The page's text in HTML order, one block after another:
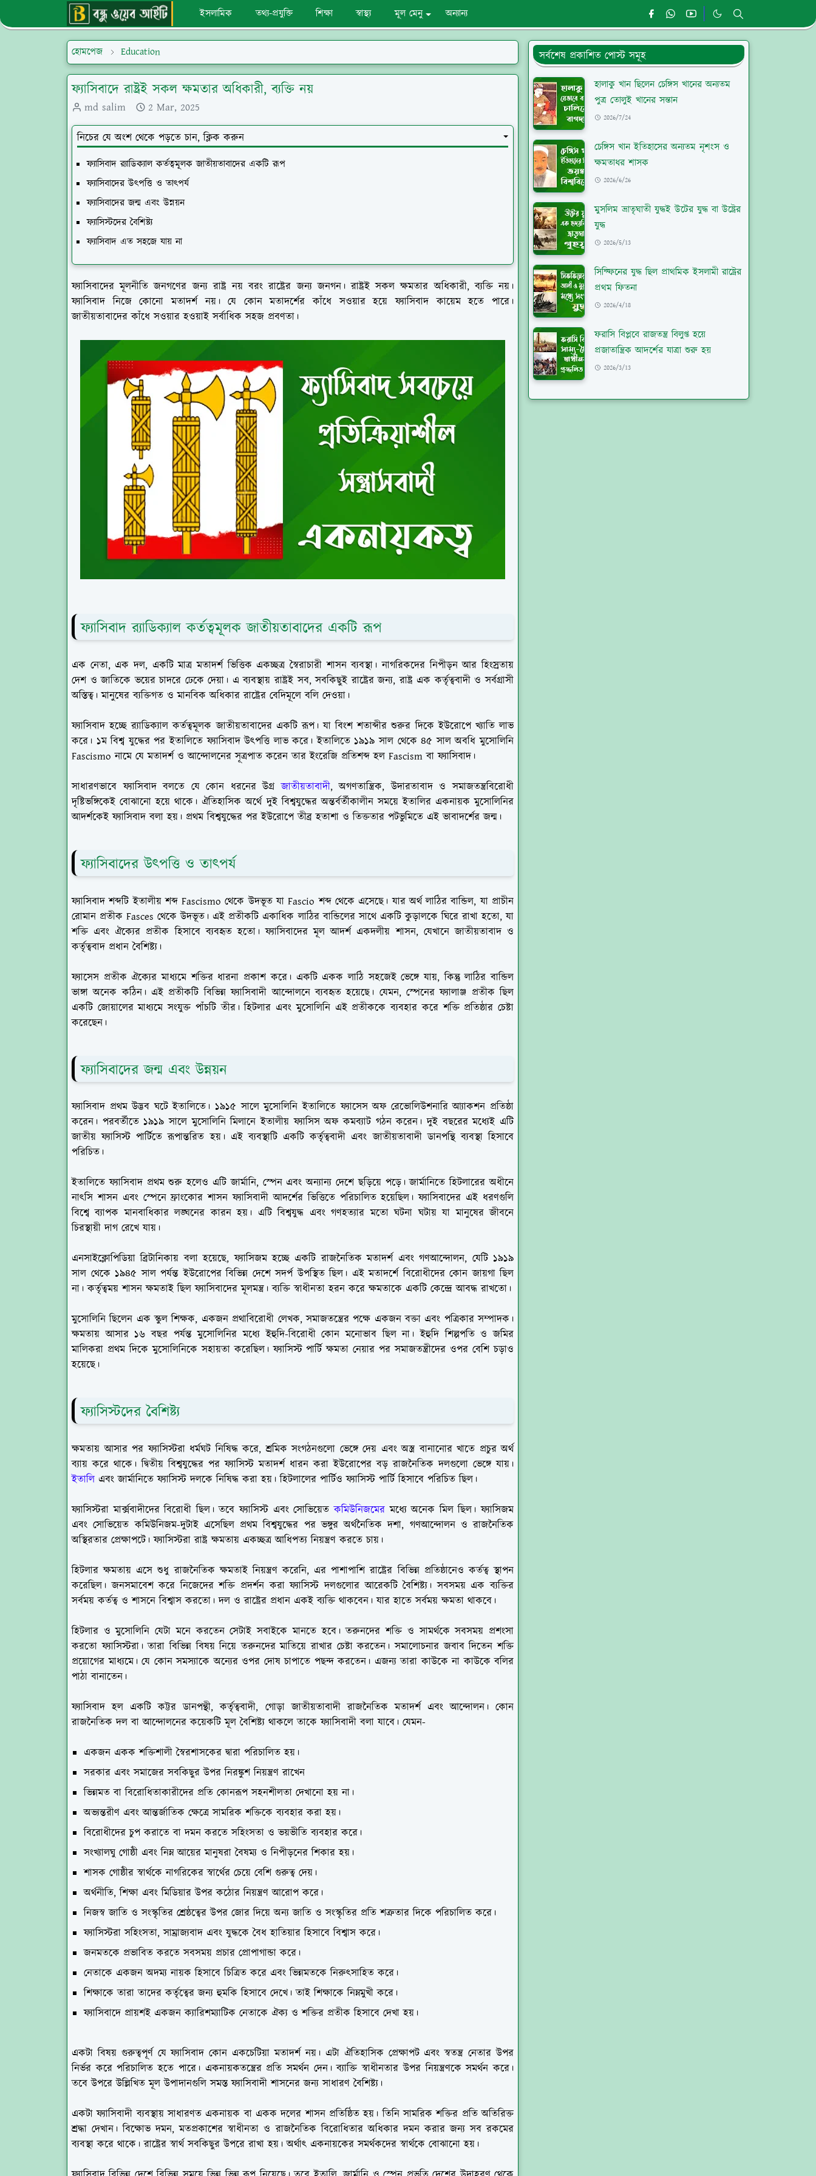
ইসলামিক তথ্য-প্রযুক্তি শিক্ষা স্বাস্থ্য মূল মেনু অন্যান্য
হোমপেজ Education
ফ্যাসিবাদে রাষ্ট্রই সকল ক্ষমতার অধিকারী, ব্যক্তি নয়
md salim 2 Mar, 2025
নিচের যে অংশ থেকে পড়তে চান, ক্লিক করুন
ফ্যাসিবাদ র‌্যাডিক্যাল কর্তত্বমূলক জাতীয়তাবাদের একটি রূপ
ফ্যাসিবাদের উৎপত্তি ও তাৎপর্য
ফ্যাসিবাদের জন্ম এবং উন্নয়ন
ফ্যাসিস্টদের বৈশিষ্ট্য
ফ্যাসিবাদ এত সহজে যায় না
ফ্যাসিবাদের মূলনীতি জনগণের জন্য রাষ্ট্র নয় বরং রাষ্ট্রের জন্য জনগন। রাষ্ট্রই সকল ক্ষমতার অধিকারী, ব্যক্তি নয়।
ফ্যাসিবাদ নিজে কোনো মতাদর্শ নয়। যে কোন মতাদর্শের কাঁধে সওয়ার হয়ে ফ্যাসিবাদ কায়েম হতে পারে।
জাতীয়তাবাদের কাঁধে সওয়ার হওয়াই সর্বাধিক সহজ প্রবণতা।
ফ্যাসিবাদ র‌্যাডিক্যাল কর্তত্বমূলক জাতীয়তাবাদের একটি রূপ
এক নেতা, এক দল, একটি মাত্র মতাদর্শ ভিত্তিক একচ্ছত্র স্বৈরাচারী শাসন ব্যবস্থা। নাগরিকদের নিপীড়ন আর হিংস্রতায়
দেশ ও জাতিকে ভয়ের চাদরে ঢেকে দেয়া। এ ব্যবস্থায় রাষ্ট্রই সব, সবকিছুই রাষ্ট্রের জন্য, রাষ্ট্র এক কর্তৃত্ববাদী ও সর্বগ্রাসী
অস্তিত্ব। মানুষের ব্যক্তিগত ও মানবিক অধিকার রাষ্ট্রের বেদিমূলে বলি দেওয়া।
ফ্যাসিবাদ হচ্ছে র‌্যাডিক্যাল কর্তত্বমূলক জাতীয়তাবাদের একটি রূপ। যা বিংশ শতাব্দীর শুরুর দিকে ইউরোপে খ্যাতি লাভ
করে। ১ম বিশ্ব যুদ্ধের পর ইতালিতে ফ্যাসিবাদ উৎপত্তি লাভ করে। ইতালিতে ১৯১৯ সাল থেকে ৪৫ সাল অবধি মুসোলিনি
Fascismo নামে যে মতাদর্শ ও আন্দোলনের সূত্রপাত করেন তার ইংরেজি প্রতিশব্দ হল Fascism বা ফ্যাসিবাদ।
সাধারণভাবে ফ্যাসিবাদ বলতে যে কোন ধরনের উগ্রজাতীয়তাবাদী, অগণতান্ত্রিক, উদারতাবাদ ও সমাজতন্ত্রবিরোধী
দৃষ্টিভঙ্গিকেই বোঝানো হয়ে থাকে। ঐতিহাসিক অর্থে দুই বিশ্বযুদ্ধের অন্তর্বর্তীকালীন সময়ে ইতালির একনায়ক মুসোলিনির
আদর্শকেই ফ্যাসিবাদ বলা হয়। প্রথম বিশ্বযুদ্ধের পর ইউরোপে তীব্র হতাশা ও তিক্ততার পটভুমিতে এই ভাবাদর্শের জন্ম।
ফ্যাসিবাদের উৎপত্তি ও তাৎপর্য
ফ্যাসিবাদ শব্দটি ইতালীয় শব্দ Fascismo থেকে উদভূত যা Fascio শব্দ থেকে এসেছে। যার অর্থ লাঠির বান্ডিল, যা প্রাচীন
রোমান প্রতীক Fasces থেকে উদভূত। এই প্রতীকটি একাধিক লাঠির বান্ডিলের সাথে একটি কুড়ালকে ঘিরে রাখা হতো, যা
শক্তি এবং ঐক্যের প্রতীক হিসাবে ব্যবহৃত হতো। ফ্যাসিবাদের মূল আদর্শ একদলীয় শাসন, যেখানে জাতীয়তাবাদ ও
কর্তৃত্ববাদ প্রধান বৈশিষ্ট্য।
ফ্যাসেস প্রতীক ঐক্যের মাধ্যমে শক্তির ধারনা প্রকাশ করে। একটি একক লাঠি সহজেই ভেঙ্গে যায়, কিন্তু লাঠির বান্ডিল
ভাঙ্গা অনেক কঠিন। এই প্রতীকটি বিভিন্ন ফ্যাসিবাদী আন্দোলনে ব্যবহৃত হয়েছে। যেমন, স্পেনের ফ্যালাঞ্জ প্রতীক ছিল
একটি জোয়ালের মাধ্যমে সংযুক্ত পাঁচটি তীর। হিটলার এবং মুসোলিনি এই প্রতীককে ব্যবহার করে শক্তি প্রতিষ্ঠার চেষ্টা
করেছেন।
ফ্যাসিবাদের জন্ম এবং উন্নয়ন
ফ্যাসিবাদ প্রথম উদ্ভব ঘটে ইতালিতে। ১৯১৫ সালে মুসোলিনি ইতালিতে ফ্যাসেস অফ রেভোলিউশনারি আ্যাকশন প্রতিষ্ঠা
করেন। পরবর্তীতে ১৯১৯ সালে মুসোলিনি মিলানে ইতালীয় ফ্যাসিস অফ কমব্যাট গঠন করেন। দুই বছরের মধ্যেই এটি
জাতীয় ফ্যাসিস্ট পার্টিতে রূপান্তরিত হয়। এই ব্যবস্থাটি একটি কর্তৃত্ববাদী এবং জাতীয়তাবাদী ডানপন্থি ব্যবস্থা হিসাবে
পরিচিত।
ইতালিতে ফ্যাসিবাদ প্রথম শুরু হলেও এটি জার্মানি, স্পেন এবং অন্যান্য দেশে ছড়িয়ে পড়ে। জার্মানিতে হিটলারের অধীনে
নাৎসি শাসন এবং স্পেনে ফ্রাংকোর শাসন ফ্যাসিবাদী আদর্শের ভিত্তিতে পরিচালিত হয়েছিল। ফ্যাসিবাদের এই ধরণগুলি
বিশ্বে ব্যাপক মানবাধিকার লঙ্ঘনের কারন হয়। এটি বিশ্বযুদ্ধ এবং গণহত্যার মতো ঘটনা ঘটায় যা মানুষের জীবনে
চিরস্থায়ী দাগ রেখে যায়।
এনসাইক্লোপিডিয়া ব্রিটানিকায় বলা হয়েছে, ফ্যাসিজম হচ্ছে একটি রাজনৈতিক মতাদর্শ এবং গণআন্দোলন, যেটি ১৯১৯
সাল থেকে ১৯৪৫ সাল পর্যন্ত ইউরোপের বিভিন্ন দেশে সদর্প উপস্থিত ছিল। এই মতাদর্শে বিরোধীদের কোন জায়গা ছিল
না। কর্তৃত্বময় শাসন ক্ষমতাই ছিল ফ্যাসিবাদের মূলমন্ত্র। ব্যক্তি স্বাধীনতা হরন করে ক্ষমতাকে একটি কেন্দ্রে আবদ্ধ রাখতো।
মুসোলিনি ছিলেন এক স্কুল শিক্ষক, একজন প্রথাবিরোধী লেখক, সমাজতন্ত্রের পক্ষে একজন বক্তা এবং পত্রিকার সম্পাদক।
ক্ষমতায় আসার ১৬ বছর পর্যন্ত মুসোলিনির মধ্যে ইহুদি-বিরোধী কোন মনোভাব ছিল না। ইহুদি শিল্পপতি ও জমির
মালিকরা প্রথম দিকে মুসোলিনিকে সহায়তা করেছিল। ফ্যাসিস্ট পার্টি ক্ষমতা নেয়ার পর সমাজতন্ত্রীদের ওপর বেশি চড়াও
হয়েছে।
ফ্যাসিস্টদের বৈশিষ্ট্য
ক্ষমতায় আসার পর ফ্যাসিস্টরা ধর্মঘট নিষিদ্ধ করে, শ্রমিক সংগঠনগুলো ভেঙ্গে দেয় এবং অস্ত্র বানানোর খাতে প্রচুর অর্থ
ব্যায় করে থাকে। দ্বিতীয় বিশ্বযুদ্ধের পর ফ্যাসিস্ট মতাদর্শ ধারন করা ইউরোপের বড় রাজনৈতিক দলগুলো ভেঙ্গে যায়।
ইতালি এবং জার্মানিতে ফ্যাসিস্ট দলকে নিষিদ্ধ করা হয়। হিটলালের পার্টিও ফ্যাসিস্ট পার্টি হিসাবে পরিচিত ছিল।
ফ্যাসিস্টরা মার্ক্সবাদীদের বিরোধী ছিল। তবে ফ্যাসিস্ট এবং সোভিয়েতকমিউনিজমেরমধ্যে অনেক মিল ছিল। ফ্যাসিজম
এবং সোভিয়েত কমিউনিজম-দুটাই এসেছিল প্রথম বিশ্বযুদ্ধের পর ভঙ্গুর অর্থনৈতিক দশা, গণআন্দোলন ও রাজনৈতিক
অস্থিরতার প্রেক্ষাপটে। ফ্যাসিস্টরা রাষ্ট্র ক্ষমতায় একচ্ছত্র আধিপত্য নিয়ন্ত্রণ করতে চায়।
হিটলার ক্ষমতায় এসে শুধু রাজনৈতিক ক্ষমতাই নিয়ন্ত্রণ করেনি, এর পাশাপাশি রাষ্ট্রের বিভিন্ন প্রতিষ্ঠানেও কর্তত্ব স্থাপন
করেছিল। জনসমাবেশ করে নিজেদের শক্তি প্রদর্শন করা ফ্যাসিস্ট দলগুলোর আরেকটি বৈশিষ্ট্য। সবসময় এক ব্যক্তির
সর্বময় কর্তত্ব ও শাসনে বিশ্বাস করতো। দল ও রাষ্ট্রের প্রধান একই ব্যক্তি থাকবেন। যার হাতে সর্বময় ক্ষমতা থাকবে।
হিটলার ও মুসোলিনি যেটা মনে করতেন সেটাই সবাইকে মানতে হবে। তরুনদের শক্তি ও সামর্থকে সবসময় প্রশংসা
করতো ফ্যাসিস্টরা। তারা বিভিন্ন বিষয় নিয়ে তরুনদের মাতিয়ে রাখার চেষ্টা করতেন। সমালোচনার জবাব দিতেন শক্তি
প্রয়োগের মাধ্যমে। যে কোন সমস্যাকে অন্যের ওপর দোষ চাপাতে পছন্দ করতেন। এজন্য তারা কাউকে না কাউকে বলির
পাঠা বানাতেন।
ফ্যাসিবাদ হল একটি কট্টর ডানপন্থী, কর্তৃত্ববাদী, গোড়া জাতীয়তাবাদী রাজনৈতিক মতাদর্শ এবং আন্দোলন। কোন
রাজনৈতিক দল বা আন্দোলনের কয়েকটি মূল বৈশিষ্ট্য থাকলে তাকে ফ্যাসিবাদী বলা যাবে। যেমন-
একজন একক শক্তিশালী স্বৈরশাসকের দ্বারা পরিচালিত হয়।
সরকার এবং সমাজের সবকিছুর উপর নিরঙ্কুশ নিয়ন্ত্রণ রাখেন
ভিন্নমত বা বিরোধিতাকারীদের প্রতি কোনরূপ সহনশীলতা দেখানো হয় না।
অভ্যন্তরীণ এবং আন্তর্জাতিক ক্ষেত্রে সামরিক শক্তিকে ব্যবহার করা হয়।
বিরোধীদের চুপ করাতে বা দমন করতে সহিংসতা ও ভয়ভীতি ব্যবহার করে।
সংখ্যালঘু গোষ্ঠী এবং নিম্ন আয়ের মানুষরা বৈষম্য ও নিপীড়নের শিকার হয়।
শাসক গোষ্ঠীর স্বার্থকে নাগরিকের স্বার্থের চেয়ে বেশি গুরুত্ব দেয়।
অর্থনীতি, শিক্ষা এবং মিডিয়ার উপর কঠোর নিয়ন্ত্রণ আরোপ করে।
নিজস্ব জাতি ও সংস্কৃতির শ্রেষ্ঠত্বের উপর জোর দিয়ে অন্য জাতি ও সংস্কৃতির প্রতি শত্রুতার দিকে পরিচালিত করে।
ফ্যাসিস্টরা সহিংসতা, সাম্রাজ্যবাদ এবং যুদ্ধকে বৈধ হাতিয়ার হিসাবে বিশ্বাস করে।
জনমতকে প্রভাবিত করতে সবসময় প্রচার প্রোপাগান্ডা করে।
নেতাকে একজন অদম্য নায়ক হিসাবে চিত্রিত করে এবং ভিন্নমতকে নিরুৎসাহিত করে।
শিক্ষাকে তারা তাদের কর্তৃত্বের জন্য হুমকি হিসাবে দেখে। তাই শিক্ষাকে নিম্নমুখী করে।
ফ্যাসিবাদে প্রায়শই একজন ক্যারিশম্যাটিক নেতাকে ঐক্য ও শক্তির প্রতীক হিসাবে দেখা হয়।
একটা বিষয় গুরুত্বপূর্ণ যে ফ্যাসিবাদ কোন একচেটিয়া মতাদর্শ নয়। এটা ঐতিহাসিক প্রেক্ষাপট এবং স্বতন্ত্র নেতার উপর
নির্ভর করে পরিচালিত হতে পারে। একনায়কতন্ত্রের প্রতি সমর্থন দেন। ব্যাক্তি স্বাধীনতার উপর নিয়ন্ত্রণকে সমর্থন করে।
তবে উপরে উল্লিখিত মূল উপাদানগুলি সমস্ত ফ্যাসিবাদী শাসনের জন্য সাধারণ বৈশিষ্ট্য।
একটা ফ্যাসিবাদী ব্যবস্থায় সাধারণত একনায়ক বা একক দলের শাসন প্রতিষ্ঠিত হয়। তিনি সামরিক শক্তির প্রতি অতিরিক্ত
শ্রদ্ধা দেখান। বিক্ষোভ দমন, মতপ্রকাশের স্বাধীনতা ও রাজনৈতিক বিরোধিতার অধিকার দমন করার জন্য সব রকমের
ব্যবস্থা করে থাকে। রাষ্ট্রের স্বার্থ সবকিছুর উপরে রাখা হয়। অর্থাৎ একনায়কের সমর্থকদের স্বার্থকে বোঝানো হয়।
সর্বশেষ প্রকাশিত পোস্ট সমূহ
হালাকু খান ছিলেন চেঙ্গিস খানের অন্যতম
পুত্র তোলুই খানের সন্তান
2026/7/24
চেঙ্গিস খান ইতিহাসের অন্যতম নৃশংস ও
ক্ষমতাধর শাসক
2026/6/26
মুসলিম ভ্রাতৃঘাতী যুদ্ধই উটের যুদ্ধ বা উষ্ট্রের
যুদ্ধ
2026/5/13
সিফ্ফিনের যুদ্ধ ছিল প্রাথমিক ইসলামী রাষ্ট্রের
প্রথম ফিতনা
2026/4/18
ফরাসি বিপ্লবে রাজতন্ত্র বিলুপ্ত হয়ে
প্রজাতান্ত্রিক আদর্শের যাত্রা শুরু হয়
2026/3/13